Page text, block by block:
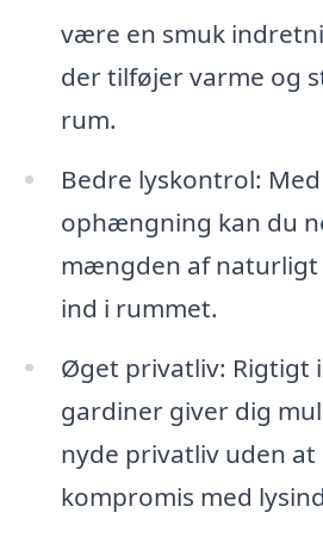
være en smuk
der tilføjer varme og
rum.
Bedre lyskontrol:
ophængning kan du
mængden af naturligt
ind i rummet.
Øget privatliv: Rigtigt
gardiner giver dig
nyde privatliv uden at
kompromis med